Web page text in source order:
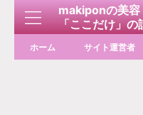
makiponの美容
「ここだけ」の
ホーム サイト運営者